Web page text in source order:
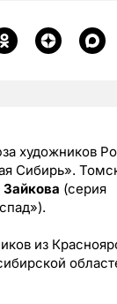
художников
Сибирь».
(серия
из